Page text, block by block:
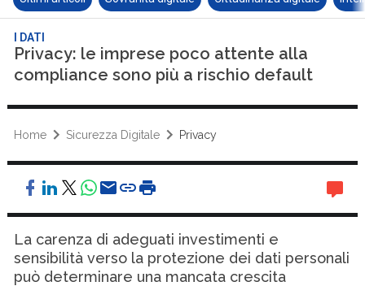
I DATI
Privacy: le imprese poco attente alla
compliance sono più a rischio default
Home Sicurezza Digitale Privacy
La carenza di adeguati investimenti e
sensibilità verso la protezione dei dati personali
può determinare una mancata crescita